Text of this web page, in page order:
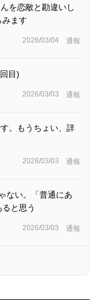
を恋敵と勘違いし
ます
2026/03/04 通報
目)
2026/03/03 通報
。もうちょい、詳
2026/03/03 通報
ない。「普通にあ
と思う
2026/03/03 通報